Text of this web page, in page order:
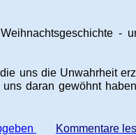
-
uns die Unwahrheit
daran gewöhnt
Kommentare